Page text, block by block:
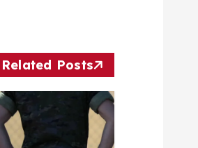
Related Posts